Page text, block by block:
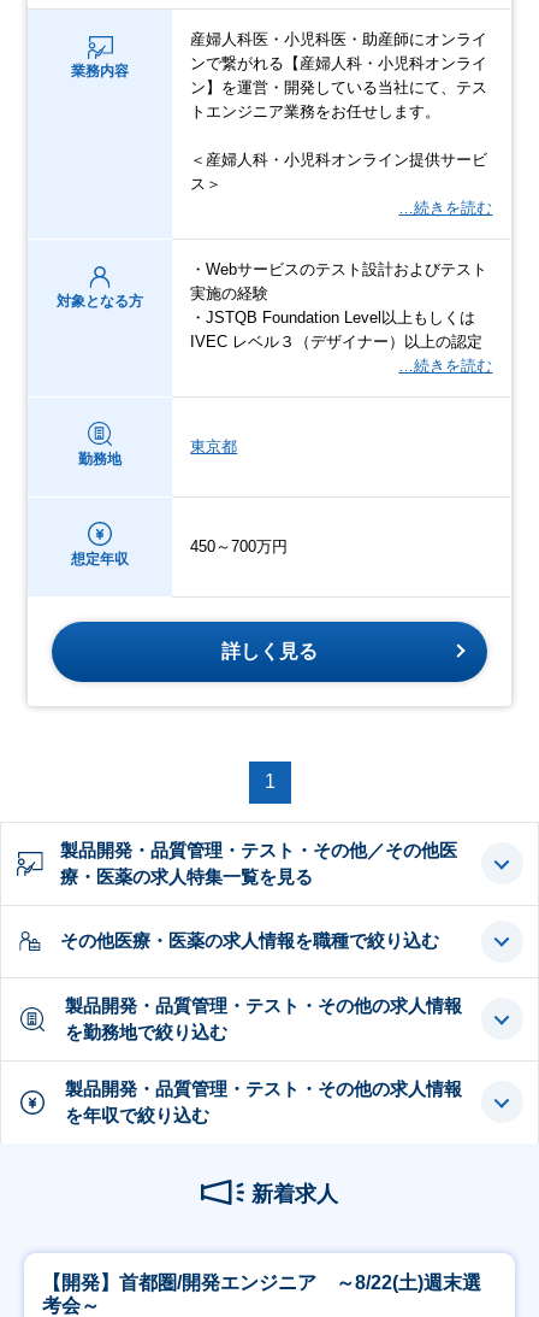
業務内容
産婦人科医・小児科医・助産師にオンライ
ンで繋がれる【産婦人科・小児科オンライ
ン】を運営・開発している当社にて、テス
トエンジニア業務をお任せします。
＜産婦人科・小児科オンライン提供サービ
ス＞
…続きを読む
対象となる方
・Webサービスのテスト設計およびテスト
実施の経験
・JSTQB Foundation Level以上もしくは
IVEC レベル３（デザイナー）以上の認定
…続きを読む
勤務地
東京都
想定年収
450～700万円
詳しく見る
1
製品開発・品質管理・テスト・その他／その他医
療・医薬の求人特集一覧を見る
その他医療・医薬の求人情報を職種で絞り込む
製品開発・品質管理・テスト・その他の求人情報
を勤務地で絞り込む
製品開発・品質管理・テスト・その他の求人情報
を年収で絞り込む
新着求人
【開発】首都圏/開発エンジニア ～8/22(土)週末選
考会～